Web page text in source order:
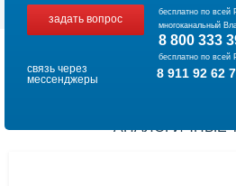
задать вопрос
бесплатно по всей
многоканальный
8 800 333
бесплатно по всей
связь через
мессенджеры
8 911 92 62
АНАЛОГИЧНЫЕ